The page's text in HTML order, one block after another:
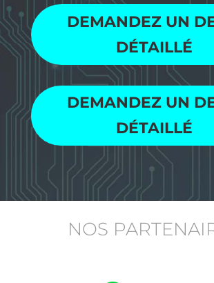
DEMANDEZ UN
DÉTAILLÉ
DEMANDEZ UN
DÉTAILLÉ
NOS